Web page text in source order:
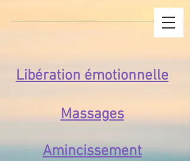
Libération émotionnelle
Massages
Amincissement